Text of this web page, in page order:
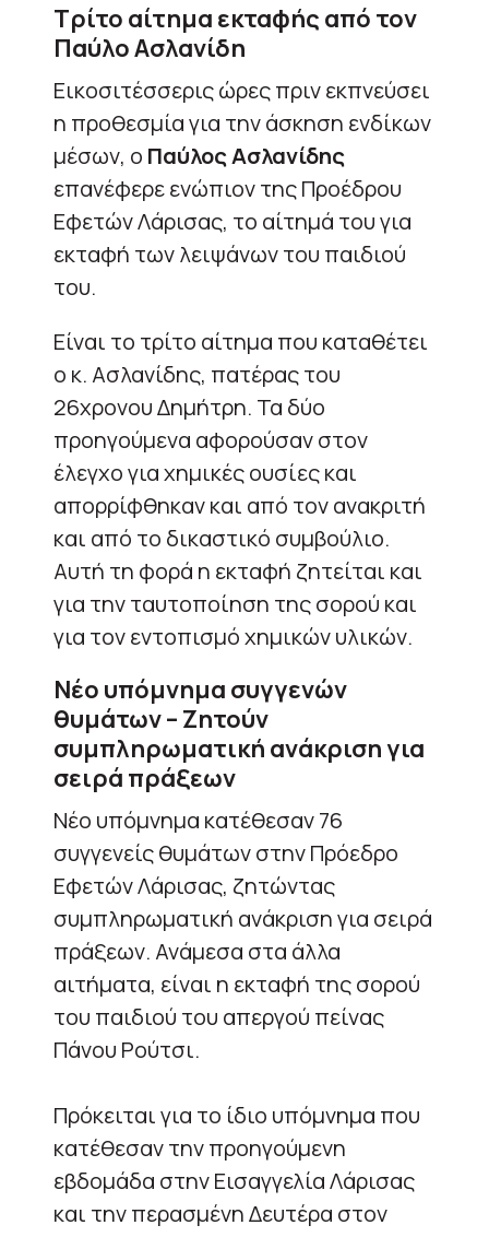
Τρίτο αίτημα εκταφής από τον
Παύλο Ασλανίδη
Εικοσιτέσσερις ώρες πριν εκπνεύσει
η προθεσμία για την άσκηση ενδίκων
μέσων, ο Παύλος Ασλανίδης
επανέφερε ενώπιον της Προέδρου
Εφετών Λάρισας, το αίτημά του για
εκταφή των λειψάνων του παιδιού
του.
Είναι το τρίτο αίτημα που καταθέτει
ο κ. Ασλανίδης, πατέρας του
26χρονου Δημήτρη. Τα δύο
προηγούμενα αφορούσαν στον
έλεγχο για χημικές ουσίες και
απορρίφθηκαν και από τον ανακριτή
και από το δικαστικό συμβούλιο.
Αυτή τη φορά η εκταφή ζητείται και
για την ταυτοποίηση της σορού και
για τον εντοπισμό χημικών υλικών.
Νέο υπόμνημα συγγενών
θυμάτων – Ζητούν
συμπληρωματική ανάκριση για
σειρά πράξεων
Νέο υπόμνημα κατέθεσαν 76
συγγενείς θυμάτων στην Πρόεδρο
Εφετών Λάρισας, ζητώντας
συμπληρωματική ανάκριση για σειρά
πράξεων. Ανάμεσα στα άλλα
αιτήματα, είναι η εκταφή της σορού
του παιδιού του απεργού πείνας
Πάνου Ρούτσι.
Πρόκειται για το ίδιο υπόμνημα που
κατέθεσαν την προηγούμενη
εβδομάδα στην Εισαγγελία Λάρισας
και την περασμένη Δευτέρα στον